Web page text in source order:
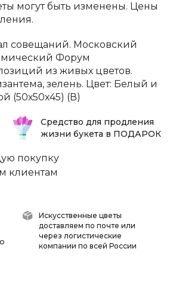
могут быть изменены. Цены
совещаний. Московский
Форум
из живых цветов.
зелень. Цвет: Белый и
(50х50х45) (В)
Средство для продления
жизни букета в ПОДАРОК
покупку
клиентам
Искусственные цветы
доставляем по почте или
через логистические
компании по всей России